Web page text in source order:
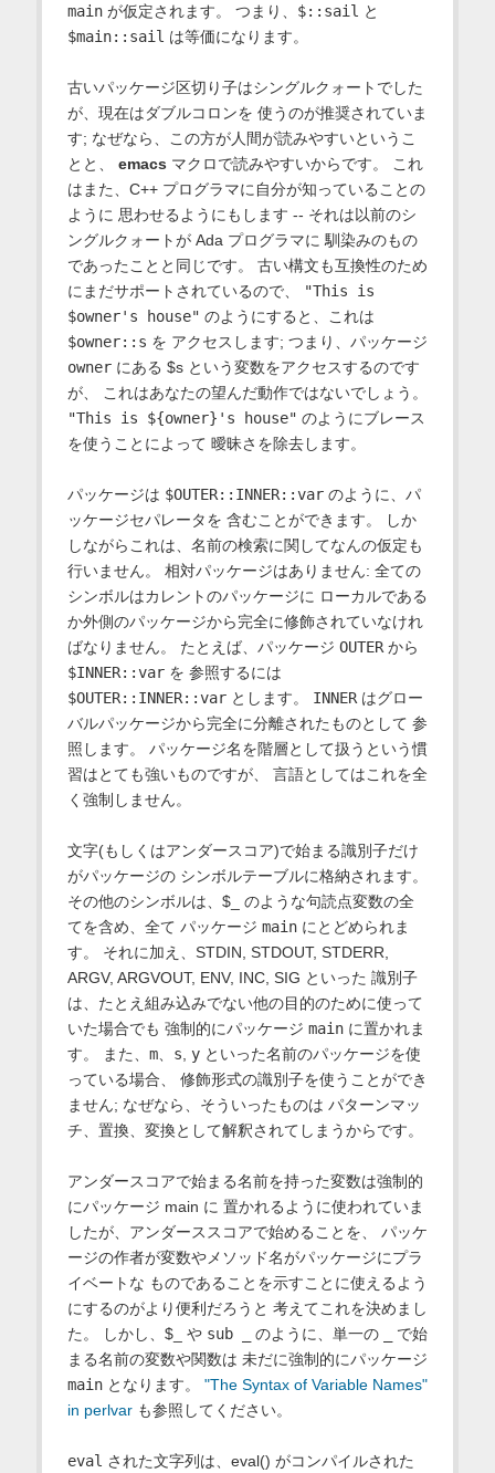
mainが仮定されます。 つまり、 $::sail と
$main::sail は等価になります。
古いパッケージ区切り子はシングルクォートでした
が、現在はダブルコロンを 使うのが推奨されていま
す; なぜなら、この方が人間が読みやすいというこ
とと、 emacs マクロで読みやすいからです。 これ
はまた、C++ プログラマに自分が知っていることの
ように 思わせるようにもします -- それは以前のシ
ングルクォートが Ada プログラマに 馴染みのもの
であったことと同じです。 古い構文も互換性のため
にまだサポートされているので、
"This is
$owner's house" のようにすると、これは
$owner::s を アクセスします; つまり、パッケージ
ownerにある $s という変数をアクセスするのです
が、 これはあなたの望んだ動作ではないでしょう。
"This is ${owner}'s house" のようにブレース
を使うことによって 曖昧さを除去します。
パッケージは $OUTER::INNER::varのように、パ
ッケージセパレータを 含むことができます。 しか
しながらこれは、名前の検索に関してなんの仮定も
行いません。 相対パッケージはありません: 全ての
シンボルはカレントのパッケージに ローカルである
か外側のパッケージから完全に修飾されていなけれ
ばなりません。 たとえば、パッケージ OUTERから
$INNER::varを 参照するには
$OUTER::INNER::varとします。 INNERはグロー
バルパッケージから完全に分離されたものとして 参
照します。 パッケージ名を階層として扱うという慣
習はとても強いものですが、 言語としてはこれを全
く強制しません。
文字(もしくはアンダースコア)で始まる識別子だけ
がパッケージの シンボルテーブルに格納されます。
その他のシンボルは、$_ のような句読点変数の全
てを含め、全て パッケージ mainにとどめられま
す。 それに加え、STDIN, STDOUT, STDERR,
ARGV, ARGVOUT, ENV, INC, SIG といった 識別子
は、たとえ組み込みでない他の目的のために使って
いた場合でも 強制的にパッケージ mainに置かれま
す。 また、 m、 s yといった名前のパッケージを使
っている場合、 修飾形式の識別子を使うことができ
ません; なぜなら、そういったものは パターンマッ
チ、置換、変換として解釈されてしまうからです。
アンダースコアで始まる名前を持った変数は強制的
にパッケージ main に 置かれるように使われていま
したが、アンダーススコアで始めることを、 パッケ
ージの作者が変数やメソッド名がパッケージにプラ
イベートな ものであることを示すことに使えるよう
にするのがより便利だろうと 考えてこれを決めまし
た。 しかし、$_ や sub _ のように、単一の
で始
まる名前の変数や関数は 未だに強制的にパッケージ
mainとなります。 "The Syntax of Variable Names"
in perlvarも参照してください。
eval された文字列は、eval() がコンパイルされた